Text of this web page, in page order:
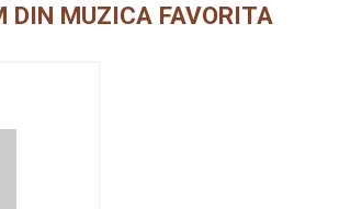
DIN MUZICA FAVORITA